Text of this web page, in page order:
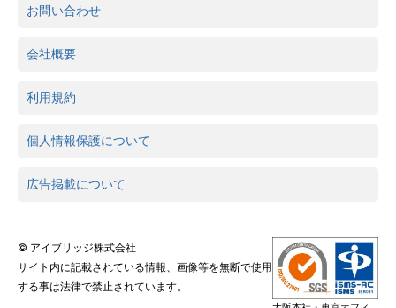
お問い合わせ
会社概要
利用規約
個人情報保護について
広告掲載について
© アイブリッジ株式会社
サイト内に記載されている情報、画像等を無断で使用
する事は法律で禁止されています。